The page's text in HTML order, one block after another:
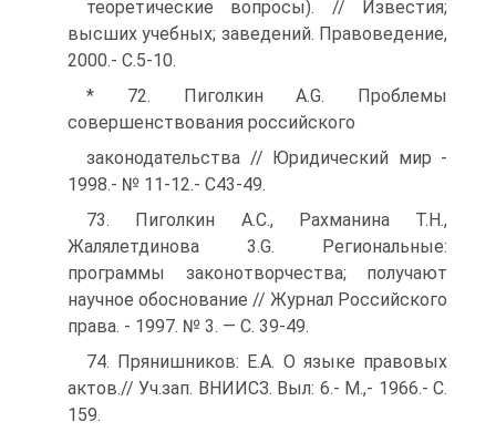
теоретические вопросы). // Известия;
высших учебных; заведений. Правоведение,
2000.- С.5-10.
* 72. Пиголкин A.G. Проблемы
совершенствования российского
законодательства // Юридический мир -
1998.- № 11-12.- С43-49.
73. Пиголкин А.С., Рахманина Т.Н.,
Жалялетдинова 3.G. Региональные:
программы законотворчества; получают
научное обоснование // Журнал Российского
права. - 1997. № 3. — С. 39-49.
74. Прянишников: Е.А. О языке правовых
актов.// Уч.зап. ВНИИСЗ. Выл: 6.- M.,- 1966.- С.
159.